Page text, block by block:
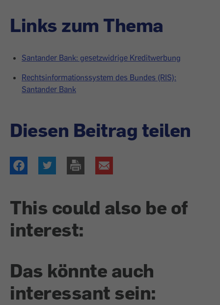
Links zum Thema
Santander Bank: gesetzwidrige Kreditwerbung
Rechtsinformationssystem des Bundes (RIS):
Santander Bank
Diesen Beitrag teilen
This could also be of
interest:
Das könnte auch
interessant sein: